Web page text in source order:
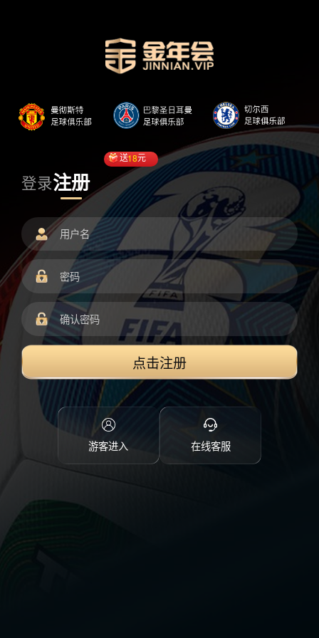
登录注册
送18元
点击注册
游客进入 在线客服